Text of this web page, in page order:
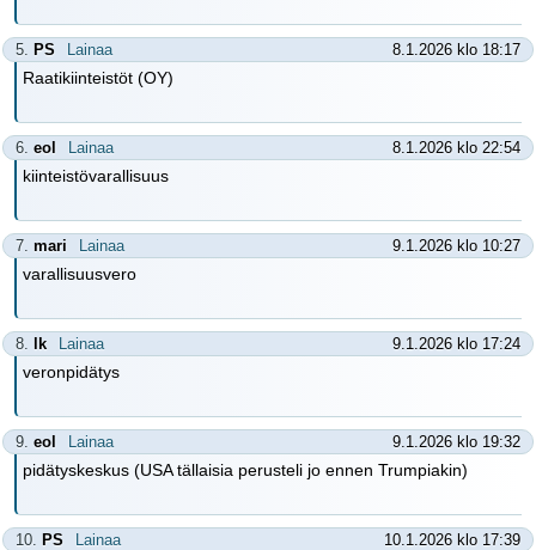
5. PS Lainaa 8.1.2026 klo 18:17
Raatikiinteistöt (OY)
6. eol Lainaa 8.1.2026 klo 22:54
kiinteistövarallisuus
7. mari Lainaa 9.1.2026 klo 10:27
varallisuusvero
8. lk Lainaa 9.1.2026 klo 17:24
veronpidätys
9. eol Lainaa 9.1.2026 klo 19:32
pidätyskeskus (USA tällaisia perusteli jo ennen Trumpiakin)
10. PS Lainaa 10.1.2026 klo 17:39